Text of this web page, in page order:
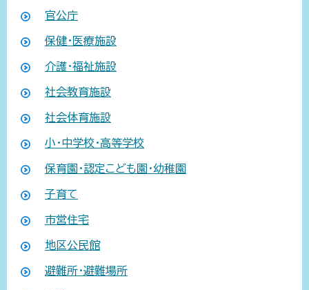
官公庁
保健・医療施設
介護・福祉施設
社会教育施設
社会体育施設
小・中学校・高等学校
保育園・認定こども園・幼稚園
子育て
市営住宅
地区公民館
避難所・避難場所